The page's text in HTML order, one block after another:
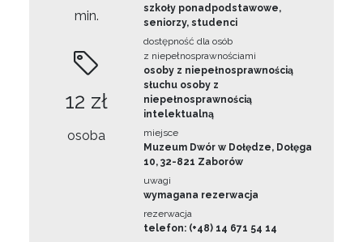
min.
12 zł
osoba
szkoły ponadpodstawowe,
seniorzy, studenci
dostępność dla osób
z niepełnosprawnościami
osoby z niepełnosprawnością
słuchu osoby z
niepełnosprawnością
intelektualną
miejsce
Muzeum Dwór w Dołędze, Dołęga
10, 32-821 Zaborów
uwagi
wymagana rezerwacja
rezerwacja
telefon: (+48) 14 671 54 14